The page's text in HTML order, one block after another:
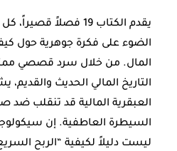
يقدم الكتاب 19 فصلاً
الضوء على فكرة جوهرية حول
المال. من خلال سرد قصصي
التاريخ المالي الحديث
العبقرية المالية قد تنقلب ضد
السيطرة العاطفية. إن
ليست دليلاً لكيفية “الربح